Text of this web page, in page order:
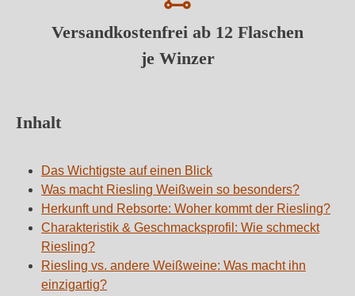
Versandkostenfrei ab 12 Flaschen
je Winzer
Inhalt
Das Wichtigste auf einen Blick
Was macht Riesling Weißwein so besonders?
Herkunft und Rebsorte: Woher kommt der Riesling?
Charakteristik & Geschmacksprofil: Wie schmeckt
Riesling?
Riesling vs. andere Weißweine: Was macht ihn
einzigartig?